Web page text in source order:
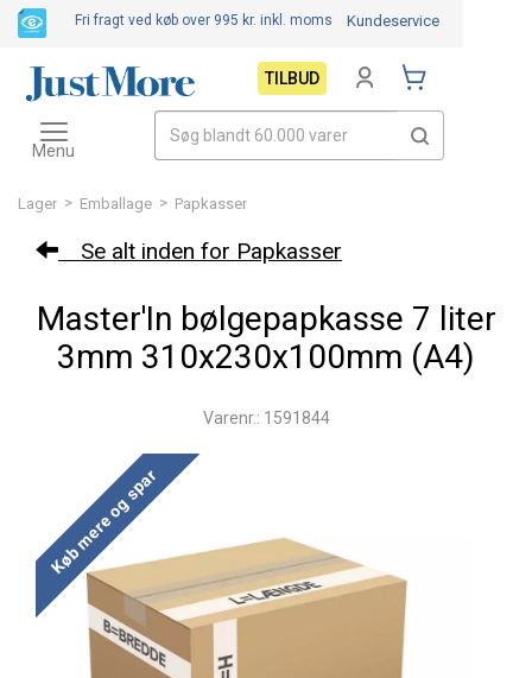
Lager > Emballage > Papkasser
Se alt inden for Papkasser
Master'In bølgepapkasse 7 liter
3mm 310x230x100mm (A4)
Varenr.: 1591844
Køb mere og spar
Fri fragt ved køb over 995 kr. inkl. moms Kundeservice
TILBUD
Toggle
navigation
Menu